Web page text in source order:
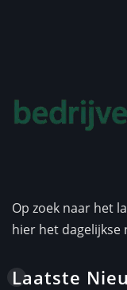
Op zoek naar het
hier het dagelijkse
Laatste